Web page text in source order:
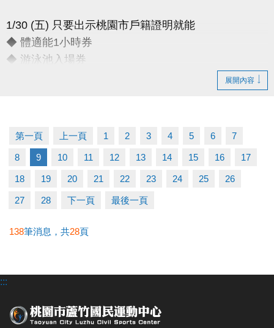
1/30 (五) 只要出示桃園市戶籍證明就能
◆ 體適能1小時券
◆ 游泳池入場券
連絡資訊
-洽詢專線：03-2639066 #111
-官網 :
https://www.lzsports.com.tw/zh_TW/news/pageID/1/
-IG : @luzhusports
展開內容
第一頁 上一頁 1 2 3 4 5 6 7
8 9 10 11 12 13 14 15 16 17
18 19 20 21 22 23 24 25 26
27 28 下一頁 最後一頁
138筆消息，共28頁
:::